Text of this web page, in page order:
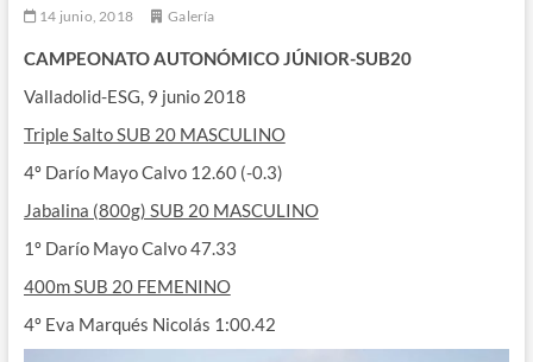
14 junio, 2018 Galería
CAMPEONATO AUTONÓMICO JÚNIOR-SUB20
Valladolid-ESG, 9 junio 2018
Triple Salto SUB 20 MASCULINO
4º Darío Mayo Calvo 12.60 (-0.3)
Jabalina (800g) SUB 20 MASCULINO
1º Darío Mayo Calvo 47.33
400m SUB 20 FEMENINO
4º Eva Marqués Nicolás 1:00.42